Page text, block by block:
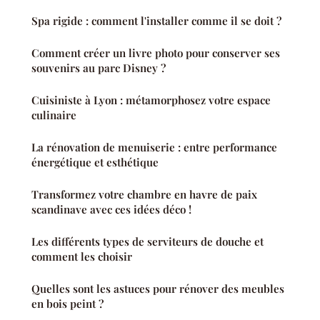
Spa rigide : comment l'installer comme il se doit ?
Comment créer un livre photo pour conserver ses
souvenirs au parc Disney ?
Cuisiniste à Lyon : métamorphosez votre espace
culinaire
La rénovation de menuiserie : entre performance
énergétique et esthétique
Transformez votre chambre en havre de paix
scandinave avec ces idées déco !
Les différents types de serviteurs de douche et
comment les choisir
Quelles sont les astuces pour rénover des meubles
en bois peint ?